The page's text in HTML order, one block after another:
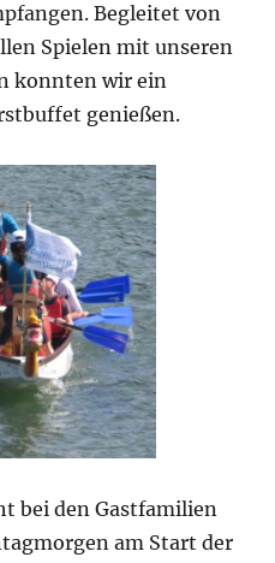
Begleitet von
Spielen mit unseren
konnten wir ein
genießen.
bei den Gastfamilien
am Start der